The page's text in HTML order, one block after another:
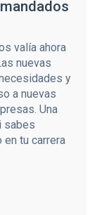
valía ahora
nuevas
y
a nuevas
Una
sabes
tu carrera